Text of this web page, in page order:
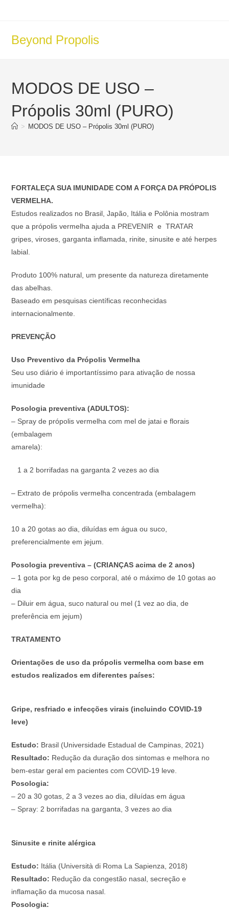
conteúdo
Beyond Propolis
MODOS DE USO –
Própolis 30ml (PURO)
> MODOS DE USO – Própolis 30ml (PURO)
FORTALEÇA SUA IMUNIDADE COM A FORÇA DA PRÓPOLIS
VERMELHA.
Estudos realizados no Brasil, Japão, Itália e Polônia mostram
que a própolis vermelha ajuda a PREVENIR e TRATAR
gripes, viroses, garganta inflamada, rinite, sinusite e até herpes
labial.
Produto 100% natural, um presente da natureza diretamente
das abelhas.
Baseado em pesquisas científicas reconhecidas
internacionalmente.
PREVENÇÃO
Uso Preventivo da Própolis Vermelha
Seu uso diário é importantíssimo para ativação de nossa
imunidade
Posologia preventiva (ADULTOS):
– Spray de própolis vermelha com mel de jatai e florais
(embalagem
amarela):
1 a 2 borrifadas na garganta 2 vezes ao dia
– Extrato de própolis vermelha concentrada (embalagem
vermelha):
10 a 20 gotas ao dia, diluídas em água ou suco,
preferencialmente em jejum.
Posologia preventiva – (CRIANÇAS acima de 2 anos)
– 1 gota por kg de peso corporal, até o máximo de 10 gotas ao
dia
– Diluir em água, suco natural ou mel (1 vez ao dia, de
preferência em jejum)
TRATAMENTO
Orientações de uso da própolis vermelha com base em
estudos realizados em diferentes países:
Gripe, resfriado e infecções virais (incluindo COVID-19
leve)
Estudo: Brasil (Universidade Estadual de Campinas, 2021)
Resultado: Redução da duração dos sintomas e melhora no
bem-estar geral em pacientes com COVID-19 leve.
Posologia:
– 20 a 30 gotas, 2 a 3 vezes ao dia, diluídas em água
– Spray: 2 borrifadas na garganta, 3 vezes ao dia
Sinusite e rinite alérgica
Estudo: Itália (Università di Roma La Sapienza, 2018)
Resultado: Redução da congestão nasal, secreção e
inflamação da mucosa nasal.
Posologia: